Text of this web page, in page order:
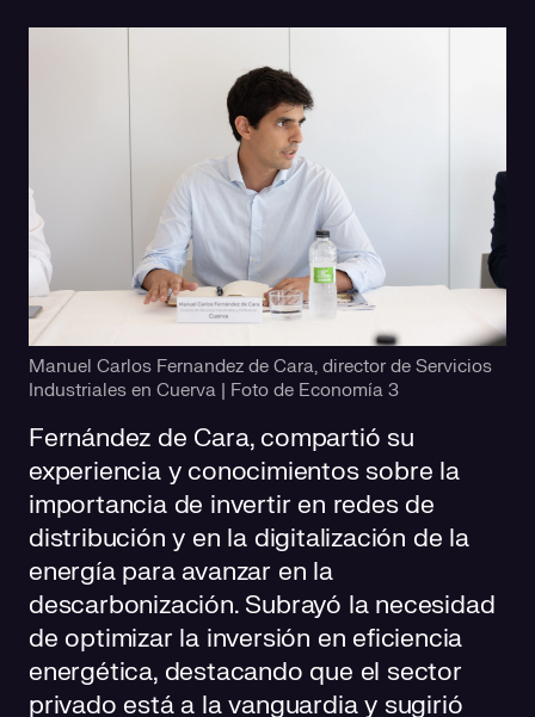
Manuel Carlos Fernandez de Cara, director de Servicios
Industriales en Cuerva | Foto de Economía 3
Fernández de Cara, compartió su
experiencia y conocimientos sobre la
importancia de invertir en redes de
distribución y en la digitalización de la
energía para avanzar en la
descarbonización. Subrayó la necesidad
de optimizar la inversión en eficiencia
energética, destacando que el sector
privado está a la vanguardia y sugirió